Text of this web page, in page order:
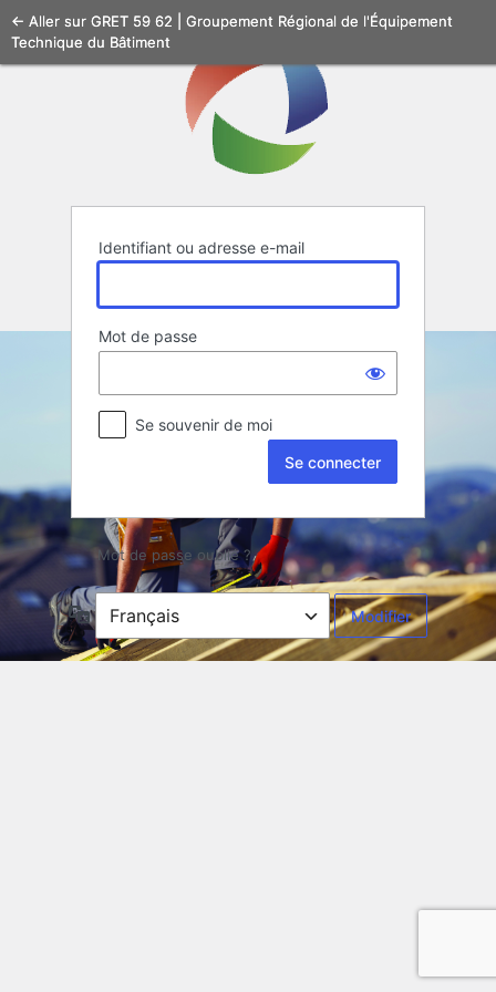
Se
connecter
Identifiant ou adresse e-mail
Mot de passe
Se souvenir de moi
Mot de passe oublié ?
← Aller sur GRET 59 62 | Groupement Régional de l'Équipement
Technique du Bâtiment
Langue